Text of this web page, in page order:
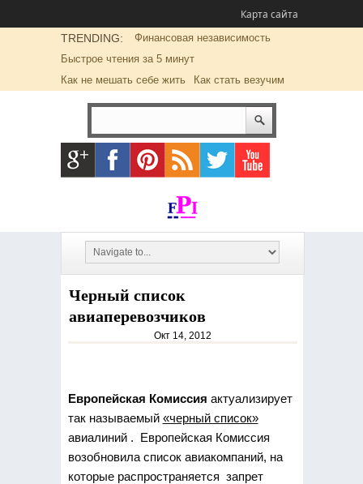
Карта сайта
TRENDING:
Финансовая независимость
Быстрое чтения за 5 минут
Как не мешать себе жить
Как стать везучим
Черный список
авиаперевозчиков
Окт 14, 2012
Европейская Комиссия актуализирует
так называемый «черный список»
авиалиний . Европейская Комиссия
возобновила список авиакомпаний, на
которые распространяется запрет